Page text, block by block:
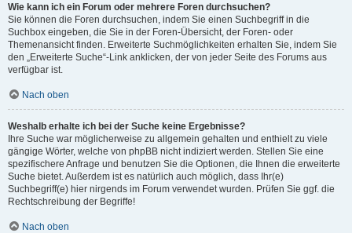
Wie kann ich ein Forum oder mehrere Foren durchsuchen?
Sie können die Foren durchsuchen, indem Sie einen Suchbegriff in die
Suchbox eingeben, die Sie in der Foren-Übersicht, der Foren- oder
Themenansicht finden. Erweiterte Suchmöglichkeiten erhalten Sie, indem Sie
den „Erweiterte Suche“-Link anklicken, der von jeder Seite des Forums aus
verfügbar ist.
Nach oben
Weshalb erhalte ich bei der Suche keine Ergebnisse?
Ihre Suche war möglicherweise zu allgemein gehalten und enthielt zu viele
gängige Wörter, welche von phpBB nicht indiziert werden. Stellen Sie eine
spezifischere Anfrage und benutzen Sie die Optionen, die Ihnen die erweiterte
Suche bietet. Außerdem ist es natürlich auch möglich, dass Ihr(e)
Suchbegriff(e) hier nirgends im Forum verwendet wurden. Prüfen Sie ggf. die
Rechtschreibung der Begriffe!
Nach oben